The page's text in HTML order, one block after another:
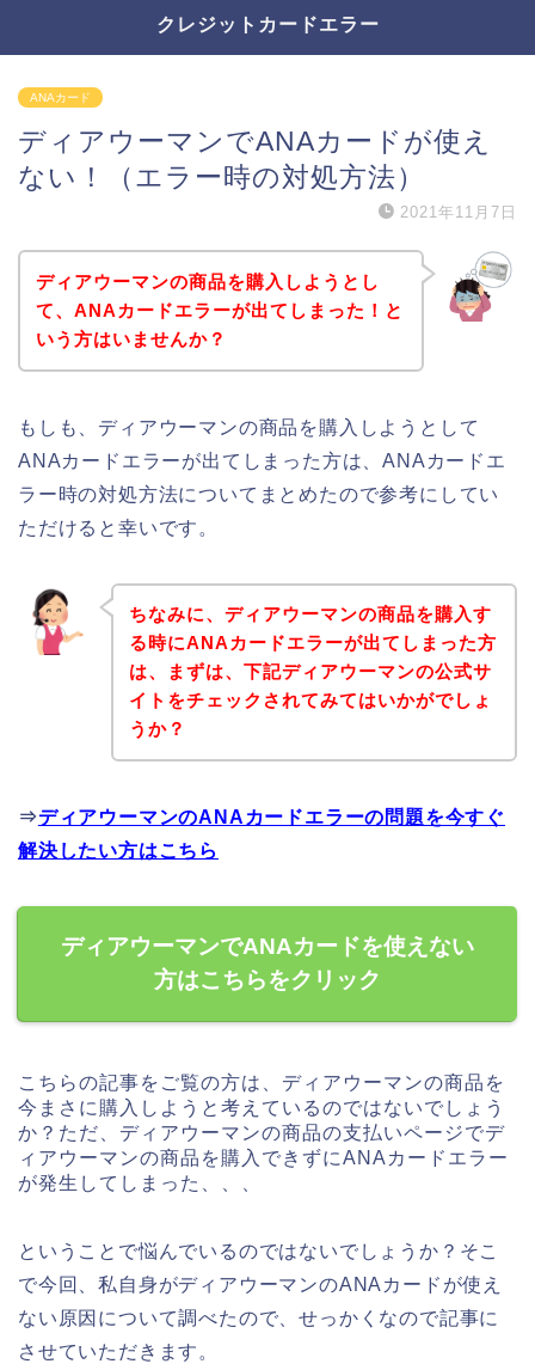
クレジットカードエラー
ANAカード
ディアウーマンでANAカードが使え
ない！（エラー時の対処方法）
2021年11月7日
ディアウーマンの商品を購入しようとし
て、ANAカードエラーが出てしまった！と
いう方はいませんか？
もしも、ディアウーマンの商品を購入しようとして
ANAカードエラーが出てしまった方は、ANAカードエ
ラー時の対処方法についてまとめたので参考にしてい
ただけると幸いです。
ちなみに、ディアウーマンの商品を購入す
る時にANAカードエラーが出てしまった方
は、まずは、下記ディアウーマンの公式サ
イトをチェックされてみてはいかがでしょ
うか？
⇒ディアウーマンのANAカードエラーの問題を今すぐ
解決したい方はこちら
ディアウーマンでANAカードを使えない
方はこちらをクリック
こちらの記事をご覧の方は、ディアウーマンの商品を
今まさに購入しようと考えているのではないでしょう
か？ただ、ディアウーマンの商品の支払いページでデ
ィアウーマンの商品を購入できずにANAカードエラー
が発生してしまった、、、
ということで悩んでいるのではないでしょうか？そこ
で今回、私自身がディアウーマンのANAカードが使え
ない原因について調べたので、せっかくなので記事に
させていただきます。